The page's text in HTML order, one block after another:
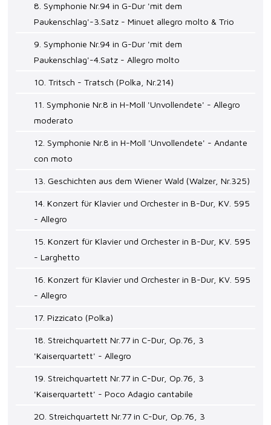
8. Symphonie Nr.94 in G-Dur 'mit dem
Paukenschlag'-3.Satz - Minuet allegro molto & Trio
9. Symphonie Nr.94 in G-Dur 'mit dem
Paukenschlag'-4.Satz - Allegro molto
10. Tritsch - Tratsch (Polka, Nr.214)
11. Symphonie Nr.8 in H-Moll 'Unvollendete' - Allegro
moderato
12. Symphonie Nr.8 in H-Moll 'Unvollendete' - Andante
con moto
13. Geschichten aus dem Wiener Wald (Walzer, Nr.325)
14. Konzert für Klavier und Orchester in B-Dur, KV. 595
- Allegro
15. Konzert für Klavier und Orchester in B-Dur, KV. 595
- Larghetto
16. Konzert für Klavier und Orchester in B-Dur, KV. 595
- Allegro
17. Pizzicato (Polka)
18. Streichquartett Nr.77 in C-Dur, Op.76, 3
'Kaiserquartett' - Allegro
19. Streichquartett Nr.77 in C-Dur, Op.76, 3
'Kaiserquartett' - Poco Adagio cantabile
20. Streichquartett Nr.77 in C-Dur, Op.76, 3